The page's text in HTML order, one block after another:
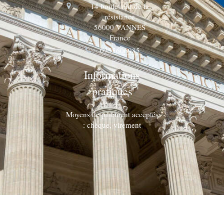
14 boulevard de la
résistance
56000 VANNES
France
0255606985
Informations
pratiques
Moyens de paiement acceptés
: chèque, virement